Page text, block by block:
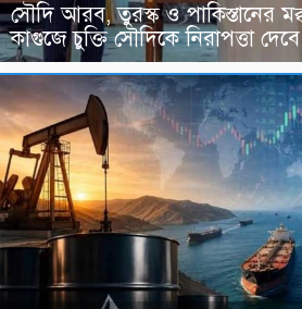
সৌদি আরব, তুরস্ক ও পাকিস্তানের
কাগুজে চুক্তি সৌদিকে নিরাপত্তা